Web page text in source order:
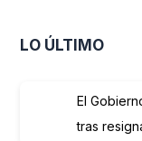
LO ÚLTIMO
El
tras